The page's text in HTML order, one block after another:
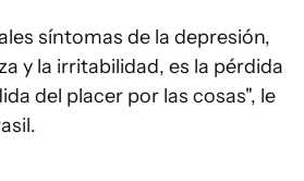
síntomas de la depresión,
y la irritabilidad, es la pérdida
del placer por las cosas", le